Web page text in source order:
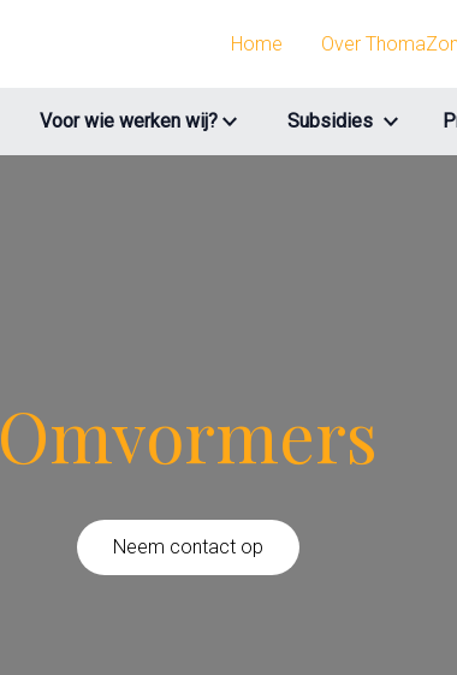
Home Over
Voor wie werken wij? Subsidies
Omvormers
Neem contact op